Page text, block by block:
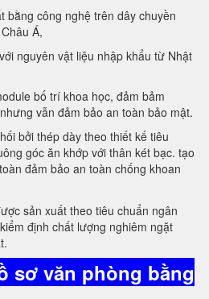
bằng công nghệ trên dây chuyền
Á,
nguyên vật liệu nhập khẩu từ Nhật
bố trí khoa học, đảm bảm
vẫn đảm bảo an toàn bảo mật.
bởi thép dày theo thiết kế tiêu
góc ăn khớp với thân két bạc. tạo
đảm bảo an toàn chống khoan
sản xuất theo tiêu chuẩn ngân
định chất lượng nghiêm ngặt
sơ văn phòng bằng